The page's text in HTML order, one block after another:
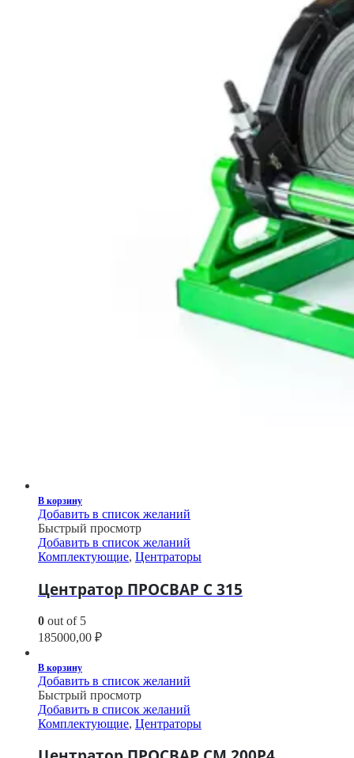
В корзину
Добавить в список желаний
Быстрый просмотр
Добавить в список желаний
Комплектующие, Центраторы
Центратор ПРОСВАР С 315
0 out of 5
185000,00 ₽
В корзину
Добавить в список желаний
Быстрый просмотр
Добавить в список желаний
Комплектующие, Центраторы